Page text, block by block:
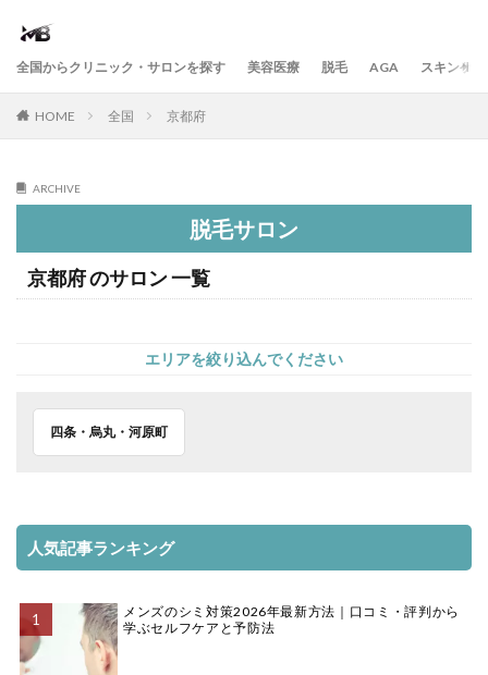
全国からクリニック・サロンを探す 美容医療 脱毛 AGA スキンケア
HOME 全国 京都府
ARCHIVE
脱毛サロン
京都府 のサロン 一覧
エリアを絞り込んでください
四条・烏丸・河原町
人気記事ランキング
メンズのシミ対策2026年最新方法｜口コミ・評判から
学ぶセルフケアと予防法